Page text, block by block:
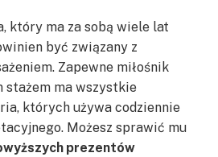
który ma za sobą wiele lat
być związany z
Zapewne miłośnik
stażem ma wszystkie
których używa codziennie
Możesz sprawić mu
prezentów